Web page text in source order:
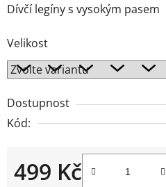
Dívčí legíny s vysokým pasem
Velikost
Dostupnost
Kód:
499 Kč